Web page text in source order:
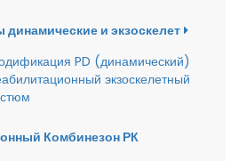
и экзоскелет
PD (динамический)
экзоскелетный
Комбинезон РК